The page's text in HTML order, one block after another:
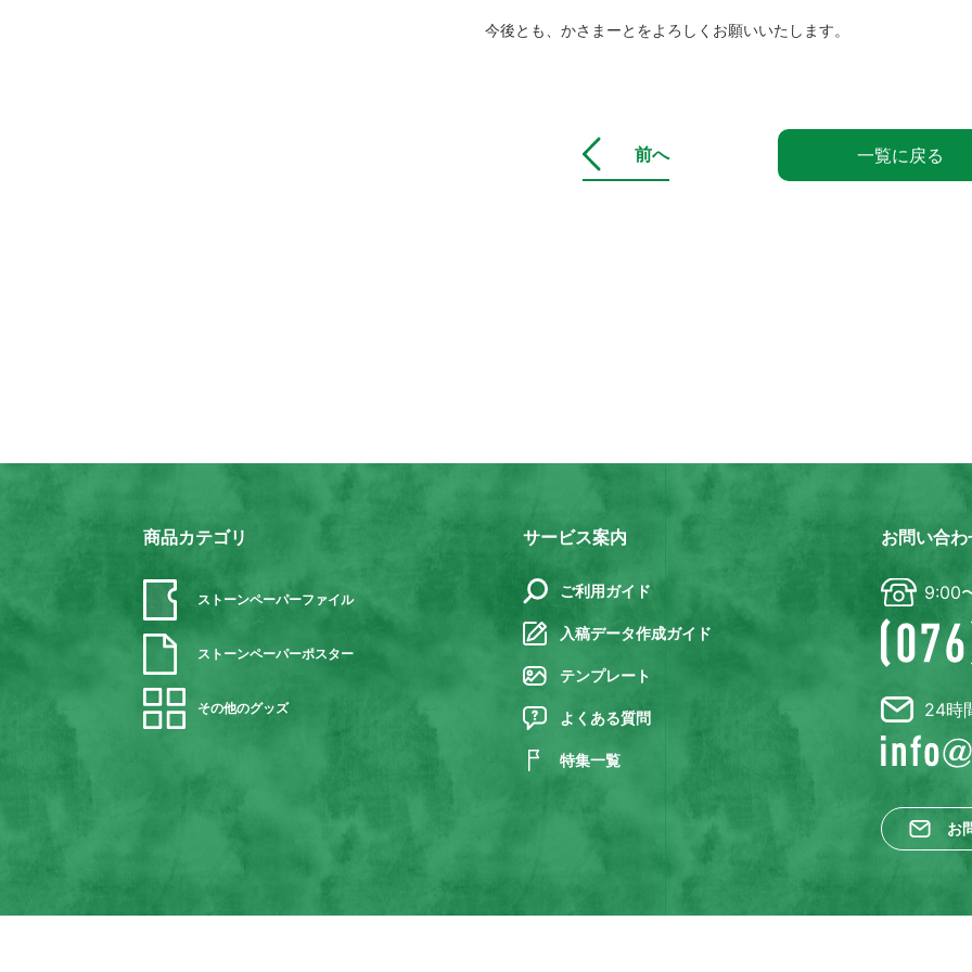
今後とも、かさまーとをよろしくお願いいたします。
前へ 一覧に戻る
商品カテゴリ
ストーンペーパーファイル
ストーンペーパーポスター
その他のグッズ
サービス案内
ご利用ガイド
入稿データ作成ガイド
テンプレート
よくある質問
特集一覧
お問い合わ
9:00
24時
お